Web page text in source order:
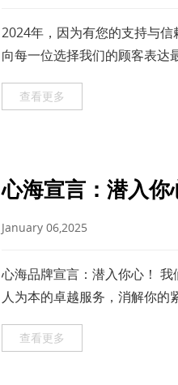
2024年，因为有您的支持与
向每一位选择我们的顾客表达
查看更多
心海宣言：潜入你
January 06,2025
心海品牌宣言：潜入你心！
人为本的卓越服务，消解你的
查看更多